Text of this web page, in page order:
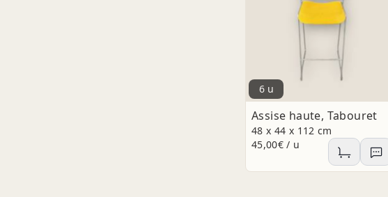
6 u
Assise haute, Tabouret
48 x 44 x 112 cm
45,00€ / u